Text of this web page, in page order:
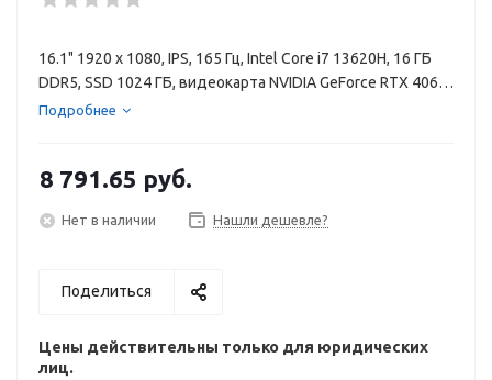
16.1" 1920 x 1080, IPS, 165 Гц, Intel Core i7 13620H, 16 ГБ
DDR5, SSD 1024 ГБ, видеокарта NVIDIA GeForce RTX 4060
8 ГБ, без ОС, цвет крышки черный, аккумулятор 83 Вт·ч
Подробнее
8 791.65 руб.
Нет в наличии Нашли дешевле?
Поделиться
Цены действительны только для юридических
лиц.